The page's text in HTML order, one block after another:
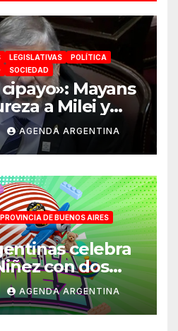
LEGISLATIVAS
POLÍTICA
SOCIEDAD
Mayans
a Milei y
un juicio
a la
AGENDA ARGENTINA
PROVINCIA DE BUENOS AIRES
celebra
con dos
y actividades
AGENDA ARGENTINA